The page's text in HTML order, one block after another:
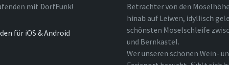
mit DorfFunk!
für iOS & Android
Betrachter von den
hinab auf Leiwen, idyllisch
schönsten Moselschleife
und Bernkastel.
Wer unseren schönen Wein-